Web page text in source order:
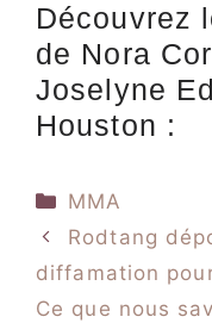
Découvrez
de Nora
Joselyne
Houston :
Catégories
MMA
Rodtang
diffamation
Ce que nous